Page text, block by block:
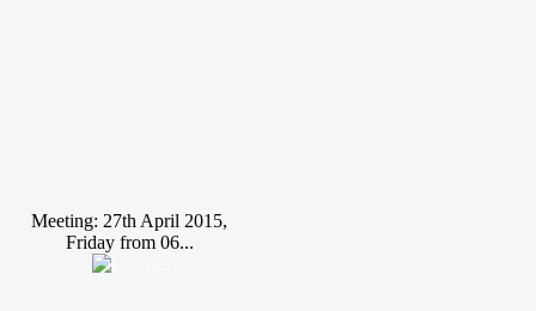
Meeting: 27th April 2015,
Friday from 06...